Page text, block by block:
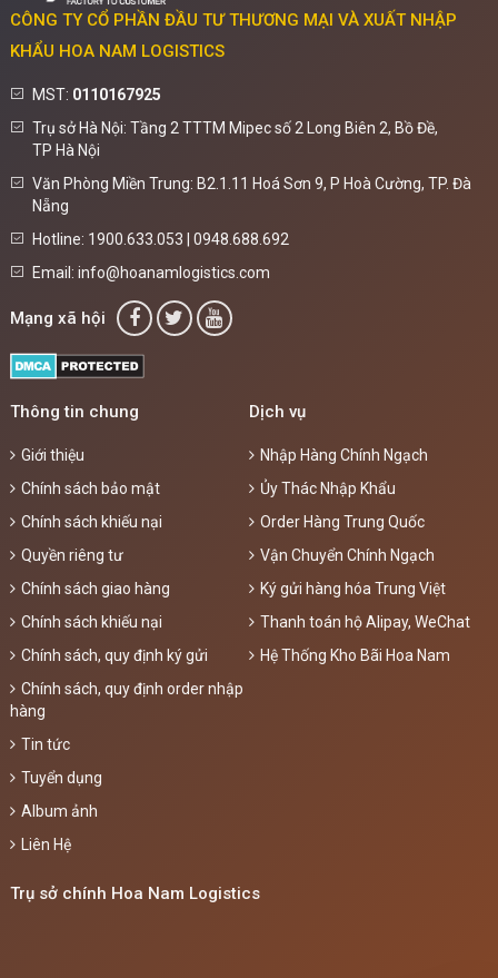
CÔNG TY CỔ PHẦN ĐẦU TƯ THƯƠNG MẠI VÀ XUẤT NHẬP
KHẨU HOA NAM LOGISTICS
MST: 0110167925
Trụ sở Hà Nội: Tầng 2 TTTM Mipec số 2 Long Biên 2, Bồ Đề,
TP Hà Nội
Văn Phòng Miền Trung: B2.1.11 Hoá Sơn 9, P Hoà Cường, TP. Đà
Nẵng
Hotline: 1900.633.053 | 0948.688.692
Email: info@hoanamlogistics.com
Mạng xã hội
Thông tin chung
Giới thiệu
Chính sách bảo mật
Chính sách khiếu nại
Quyền riêng tư
Chính sách giao hàng
Chính sách khiếu nại
Chính sách, quy định ký gửi
Chính sách, quy định order nhập
hàng
Tin tức
Tuyển dụng
Album ảnh
Liên Hệ
Dịch vụ
Nhập Hàng Chính Ngạch
Ủy Thác Nhập Khẩu
Order Hàng Trung Quốc
Vận Chuyển Chính Ngạch
Ký gửi hàng hóa Trung Việt
Thanh toán hộ Alipay, WeChat
Hệ Thống Kho Bãi Hoa Nam
Trụ sở chính Hoa Nam Logistics